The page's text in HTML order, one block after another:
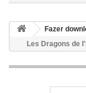
Fazer
Les Dragons de